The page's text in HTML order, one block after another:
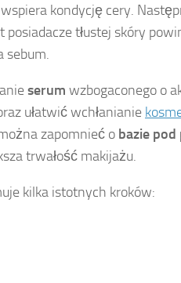
kondycję cery.
posiadacze tłustej skóry
sebum.
serum wzbogaconego o
ułatwić wchłanianie
zapomnieć o bazie pod
trwałość makijażu.
kilka istotnych kroków: